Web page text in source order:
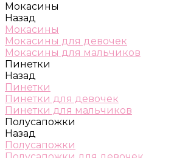
Мокасины
Назад
Мокасины
Мокасины для девочек
Мокасины для мальчиков
Пинетки
Назад
Пинетки
Пинетки для девочек
Пинетки для мальчиков
Полусапожки
Назад
Полусапожки